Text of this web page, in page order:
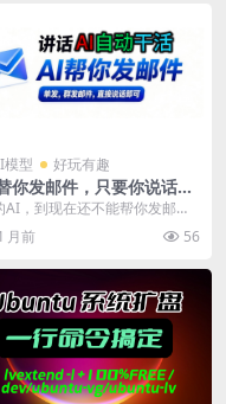
模型 好玩有趣
你发邮件，只要你说话，
能自动帮你写邮件，发邮
从此收发邮件不用你动
说句话就搞定
AI，到现在还不能帮你发邮
我教你一句话搞定。你看清
我只打一行字。 ...
月前 56